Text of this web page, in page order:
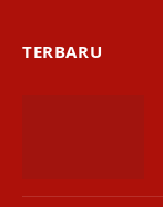
TERBARU